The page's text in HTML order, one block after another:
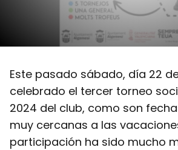
Este pasado sábado, día 22
celebrado el tercer torneo
2024 del club, como son
muy cercanas a las
participación ha sido mucho